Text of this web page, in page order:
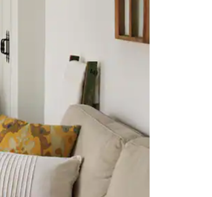
ಗೆಸ್ಚರ್‌ಗಳ ಮೂಲಕ ಅನ್ವೇಷಿಸಿ.